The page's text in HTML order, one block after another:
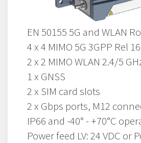
EN 50155 5G and WLAN
4 x 4 MIMO 5G 3GPP Rel 16
2 x 2 MIMO WLAN 2.4/5
1 x GNSS
2 x SIM card slots
2 x Gbps ports, M12
IP66 and -40° - +70°C
Power feed LV: 24 VDC or